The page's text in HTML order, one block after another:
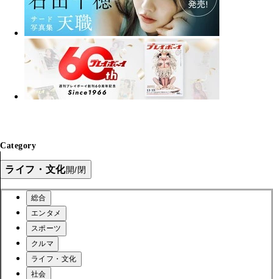
Category
ライフ・文化開/閉
総合
エンタメ
スポーツ
クルマ
ライフ・文化
社会